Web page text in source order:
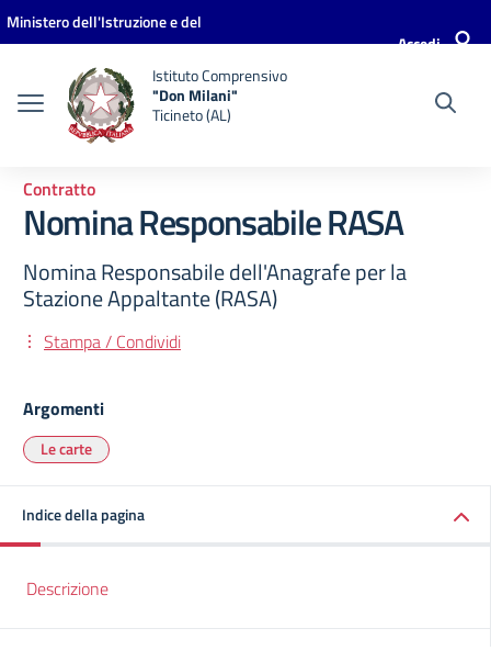
Vai ai contenuti
Vai al menu di navigazione
Vai al footer
Ministero dell'Istruzione e del
Accedi
Istituto Comprensivo
"Don Milani"
Ticineto (AL)
Contratto
Nomina Responsabile RASA
Nomina Responsabile dell'Anagrafe per la
Stazione Appaltante (RASA)
Stampa / Condividi
Argomenti
Le carte
Indice della pagina
Descrizione